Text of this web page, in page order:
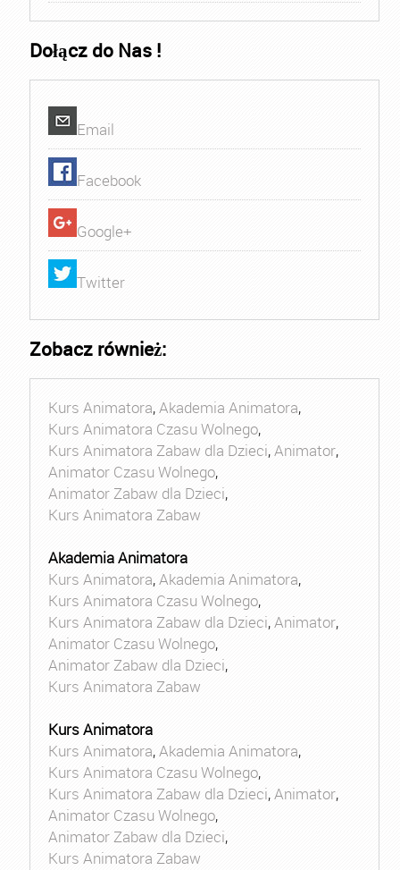
Dołącz do Nas !
Email
Facebook
Google+
Twitter
Zobacz również:
Kurs Animatora,Akademia Animatora,
Kurs Animatora Czasu Wolnego,
Kurs Animatora Zabaw dla Dzieci,Animator,
Animator Czasu Wolnego,
Animator Zabaw dla Dzieci,
Kurs Animatora Zabaw
Akademia Animatora
Kurs Animatora,Akademia Animatora,
Kurs Animatora Czasu Wolnego,
Kurs Animatora Zabaw dla Dzieci,Animator,
Animator Czasu Wolnego,
Animator Zabaw dla Dzieci,
Kurs Animatora Zabaw
Kurs Animatora
Kurs Animatora,Akademia Animatora,
Kurs Animatora Czasu Wolnego,
Kurs Animatora Zabaw dla Dzieci,Animator,
Animator Czasu Wolnego,
Animator Zabaw dla Dzieci,
Kurs Animatora Zabaw